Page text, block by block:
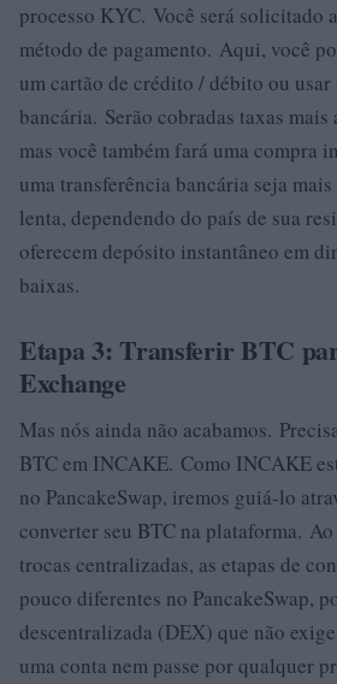
processo KYC. Você será solicitado
método de pagamento. Aqui, você
um cartão de crédito / débito ou
bancária. Serão cobradas taxas mais
mas você também fará uma compra
uma transferência bancária seja
lenta, dependendo do país de sua
oferecem depósito instantâneo em
baixas.
Etapa 3: Transferir BTC
Exchange
Mas nós ainda não acabamos.
BTC em INCAKE. Como INCAKE
no PancakeSwap, iremos guiá-lo
converter seu BTC na plataforma.
trocas centralizadas, as etapas de
pouco diferentes no PancakeSwap,
descentralizada (DEX) que não
uma conta nem passe por qualquer